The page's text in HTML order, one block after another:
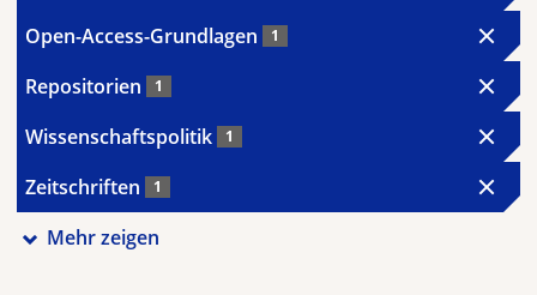
Open-Access-Grundlagen 1
Repositorien 1
Wissenschaftspolitik 1
Zeitschriften 1
Mehr zeigen